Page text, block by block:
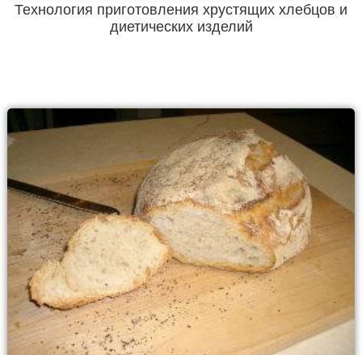
Технология приготовления хрустящих хлебцов и
диетических изделий